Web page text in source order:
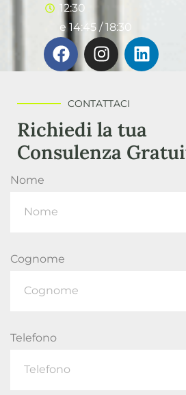
12:30
e 14:45 / 18:30
CONTATTACI
Richiedi la tua
Consulenza
Nome
Cognome
Telefono